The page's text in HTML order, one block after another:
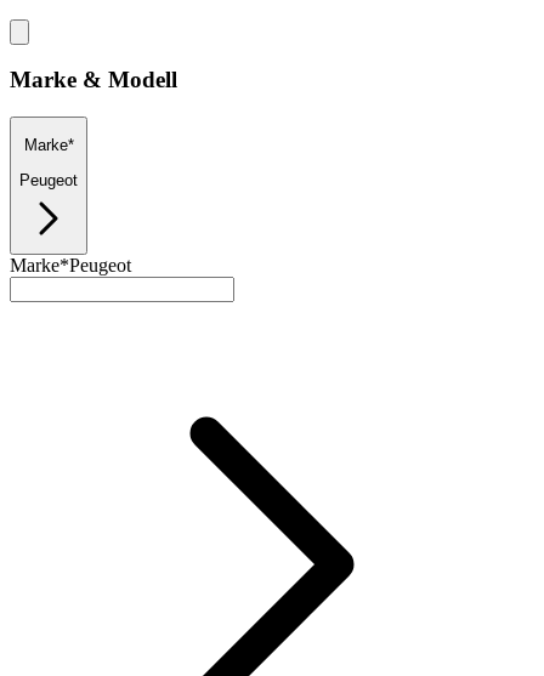
Marke & Modell
Marke*
Peugeot
Marke*Peugeot